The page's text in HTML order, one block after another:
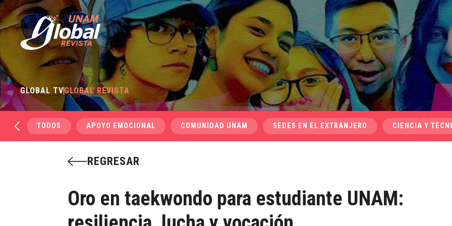
GLOBAL TVGLOBAL REVISTA
TODOS APOYO EMOCIONAL COMUNIDAD UNAM SEDES EN EL EXTRANJERO CIENCIA Y
REGRESAR
Oro en taekwondo para estudiante UNAM: